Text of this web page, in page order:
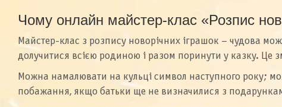
Чому онлайн майстер-клас «Розпис
Майстер-клас з розпису новорічних іграшок – чудова
долучитися всією родиною і разом поринути у казку. Це
Можна намалювати на кульці символ наступного року;
побажання, якщо батьки ще не визначилися з